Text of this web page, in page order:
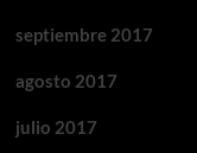
septiembre 2017
agosto 2017
julio 2017